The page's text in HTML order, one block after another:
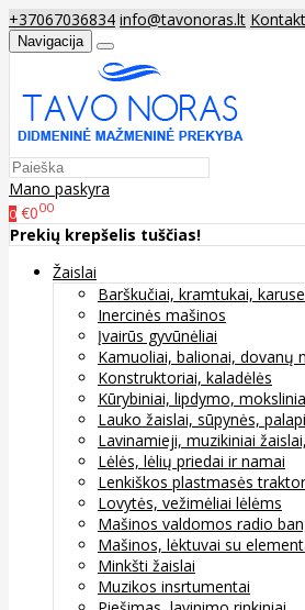
+37067036834 info@tavonoras.lt
Navigacija
Mano paskyra
0 €000
Prekių krepšelis tuščias!
Žaislai
Barškučiai, kramtukai,
Inercinės mašinos
Įvairūs gyvūnėliai
Kamuoliai, balionai, dovanų
Konstruktoriai, kaladėlės
Kūrybiniai, lipdymo,
Lauko žaislai, sūpynės,
Lavinamieji, muzikiniai
Lėlės, lėlių priedai ir namai
Lenkiškos plastmasės
Lovytės, vežimėliai lėlėms
Mašinos valdomos radio
Mašinos, lėktuvai su
Minkšti žaislai
Muzikos insrtumentai